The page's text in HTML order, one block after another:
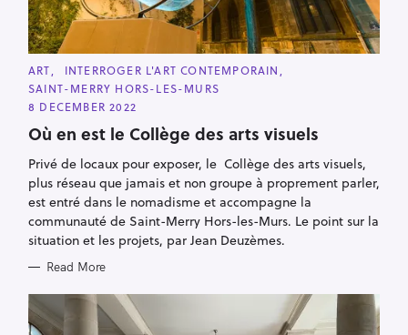
C
A
T
E
G
O
R
E
ART
INTERROGER L'ART CONTEMPORAIN
SAINT-MERRY HORS-LES-MURS
8 DECEMBER 2022
Où en est le Collège des arts visuels
Privé de locaux pour exposer, le Collège des arts visuels,
plus réseau que jamais et non groupe à proprement parler,
est entré dans le nomadisme et accompagne la
communauté de Saint-Merry Hors-les-Murs. Le point sur la
situation et les projets, par Jean Deuzèmes.
Read More